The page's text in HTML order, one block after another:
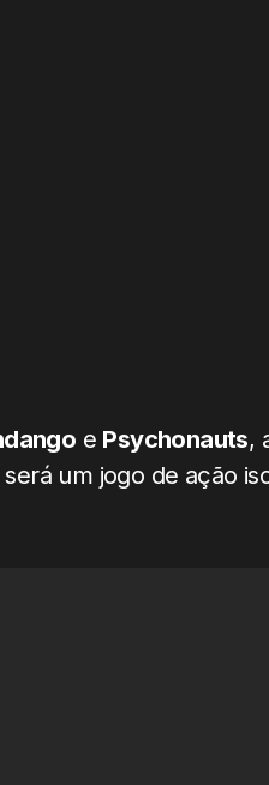
e Psychonauts,
será um jogo de ação